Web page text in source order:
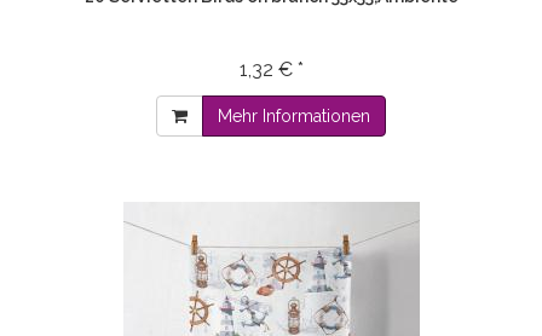
1,32 € *
Mehr Informationen